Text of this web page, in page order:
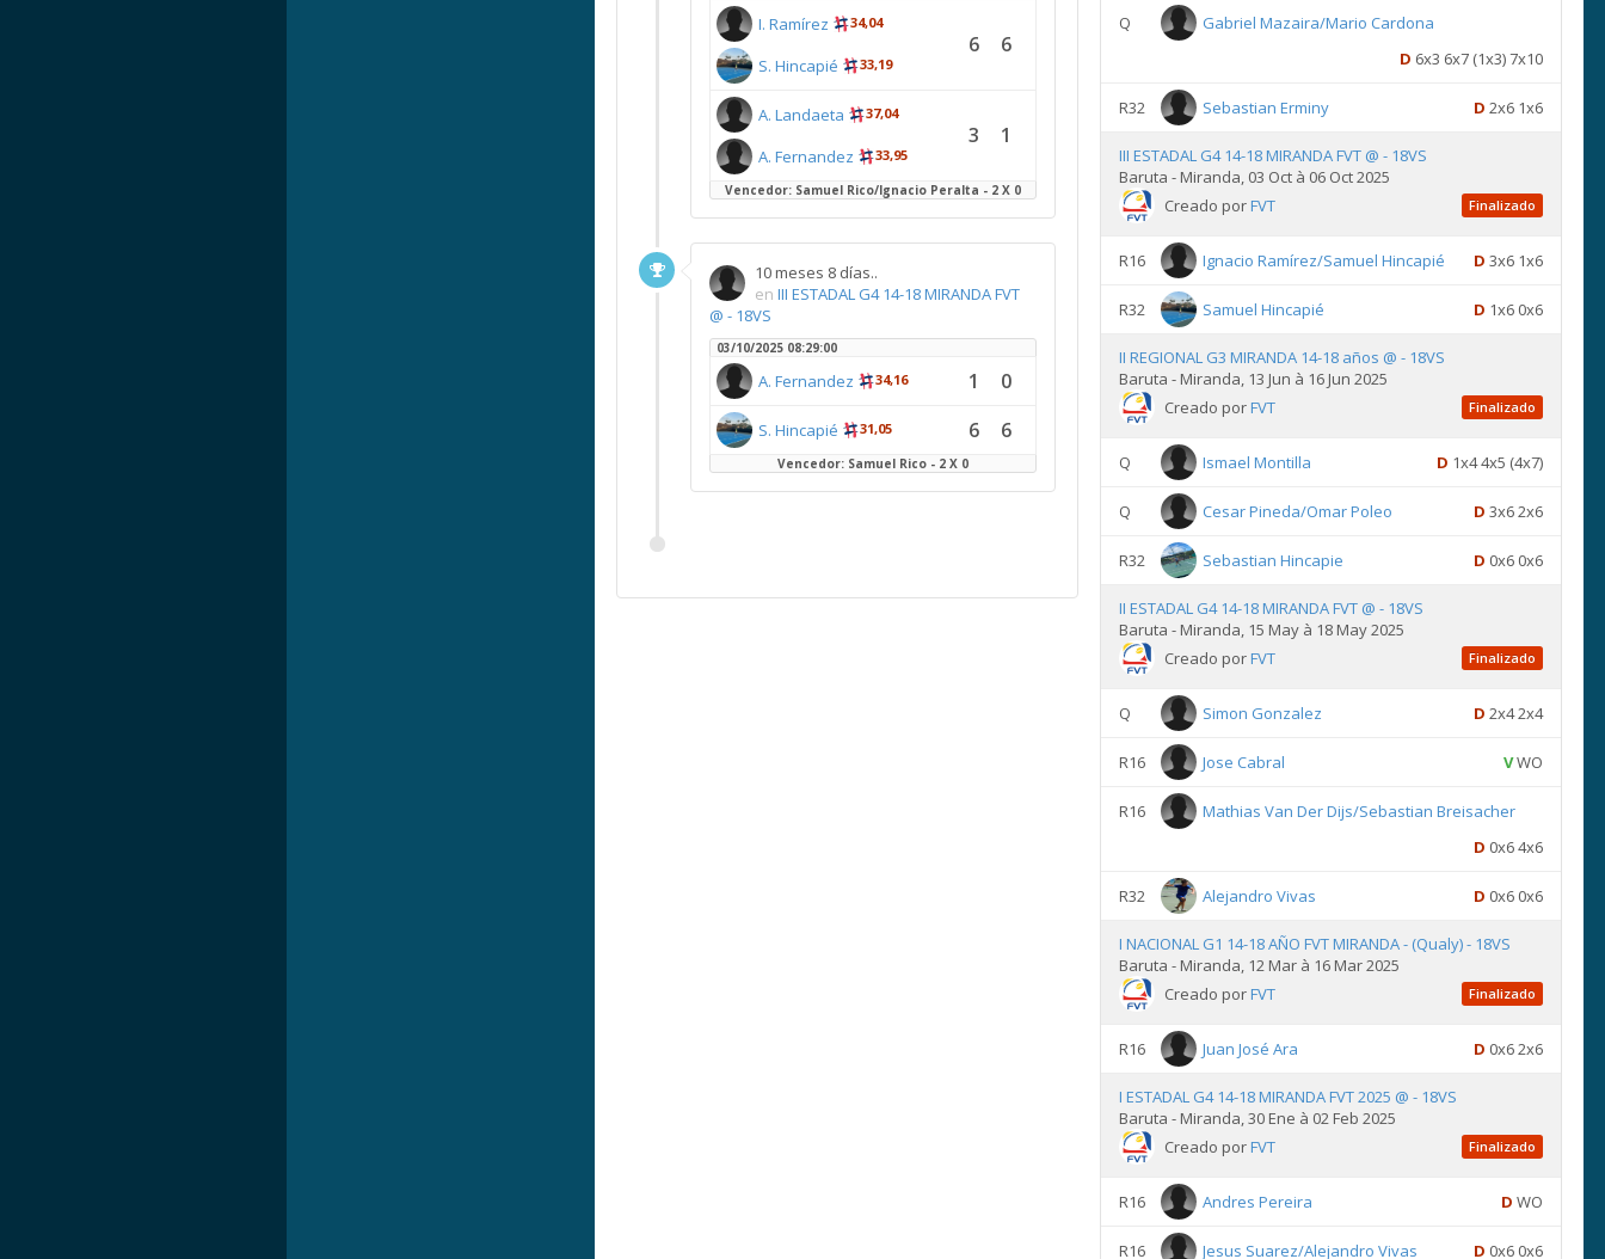
I. Ramírez 34,04
S. Hincapié 33,19
6 6
A. Landaeta 37,04
A. Fernandez 33,95
3 1
Vencedor: Samuel Rico/Ignacio Peralta - 2 X 0
10 meses 8 días..
en III ESTADAL G4 14-18 MIRANDA FVT
@ - 18VS
03/10/2025 08:29:00
A. Fernandez 34,16 1 0
S. Hincapié 31,05 6 6
Vencedor: Samuel Rico - 2 X 0
Q
Gabriel Mazaira/Mario Cardona
D 6x3 6x7 (1x3) 7x10
R32 Sebastian Erminy D 2x6 1x6
III ESTADAL G4 14-18 MIRANDA FVT @ - 18VS
Baruta - Miranda, 03 Oct à 06 Oct 2025
Creado porFVT Finalizado
R16 Ignacio Ramírez/Samuel Hincapié D 3x6 1x6
R32 Samuel Hincapié D 1x6 0x6
II REGIONAL G3 MIRANDA 14-18 años @ - 18VS
Baruta - Miranda, 13 Jun à 16 Jun 2025
Creado porFVT Finalizado
Q Ismael Montilla D 1x4 4x5 (4x7)
Q Cesar Pineda/Omar Poleo D 3x6 2x6
R32 Sebastian Hincapie D 0x6 0x6
II ESTADAL G4 14-18 MIRANDA FVT @ - 18VS
Baruta - Miranda, 15 May à 18 May 2025
Creado porFVT Finalizado
Q Simon Gonzalez D 2x4 2x4
R16 Jose Cabral VWO
R16
Mathias Van Der Dijs/Sebastian Breisacher
D 0x6 4x6
R32 Alejandro Vivas D 0x6 0x6
I NACIONAL G1 14-18 AÑO FVT MIRANDA - (Qualy) - 18VS
Baruta - Miranda, 12 Mar à 16 Mar 2025
Creado porFVT Finalizado
R16 Juan José Ara D 0x6 2x6
I ESTADAL G4 14-18 MIRANDA FVT 2025 @ - 18VS
Baruta - Miranda, 30 Ene à 02 Feb 2025
Creado porFVT Finalizado
R16 Andres Pereira D WO
R16 Jesus Suarez/Alejandro Vivas D 0x6 0x6